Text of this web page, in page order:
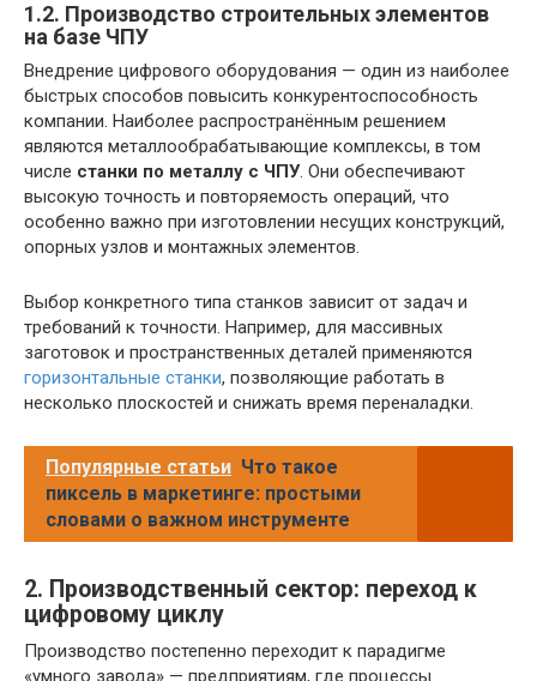
1.2. Производство строительных элементов
на базе ЧПУ
Внедрение цифрового оборудования — один из наиболее
быстрых способов повысить конкурентоспособность
компании. Наиболее распространённым решением
являются металлообрабатывающие комплексы, в том
числе станки по металлу с ЧПУ. Они обеспечивают
высокую точность и повторяемость операций, что
особенно важно при изготовлении несущих конструкций,
опорных узлов и монтажных элементов.
Выбор конкретного типа станков зависит от задач и
требований к точности. Например, для массивных
заготовок и пространственных деталей применяются
горизонтальные станки, позволяющие работать в
несколько плоскостей и снижать время переналадки.
Популярные статьи Что такое
пиксель в маркетинге: простыми
словами о важном инструменте
2. Производственный сектор: переход к
цифровому циклу
Производство постепенно переходит к парадигме
«умного завода» — предприятиям, где процессы